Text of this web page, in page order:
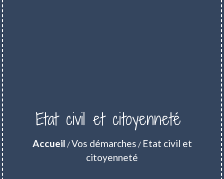
Etat civil et citoyenneté
Accueil /Vos démarches / Etat civil et
citoyenneté